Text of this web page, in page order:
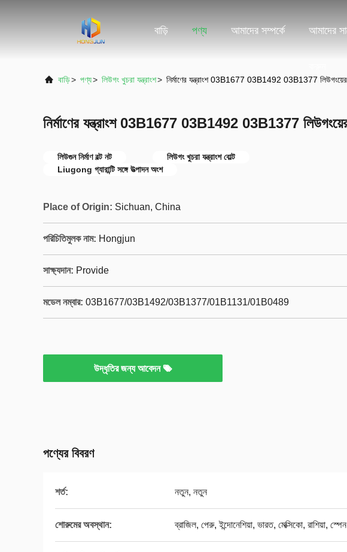
বাড়ি পণ্য আমাদের সম্পর্কে আমাদের
বাড়ি> পণ্য> লিউগং খুচরা যন্ত্রাংশ> নির্মাণের যন্ত্রাংশ 03B1677 03B1492 03B1377
নির্মাণের যন্ত্রাংশ 03B1677 03B1492 03B1377
লিউগুন নির্মাণ বল্ট নট
লিউগং খুচরা যন্ত্রাংশ বোল্ট
Liugong গ্যারান্টি সঙ্গে উত্পাদন অংশ
Place of Origin: Sichuan, China
পরিচিতিমুলক নাম: Hongjun
সাক্ষ্যদান: Provide
মডেল নম্বার: 03B1677/03B1492/03B1377/01B1131/01B0489
উদ্ধৃতির জন্য আবেদন
পণ্যের বিবরণ
শর্ত: নতুন, নতুন
শোরুমের অবস্থান: ব্রাজিল, পেরু, ইন্দোনেশিয়া, ভারত, মেক্সিকো, রাশিয়া,